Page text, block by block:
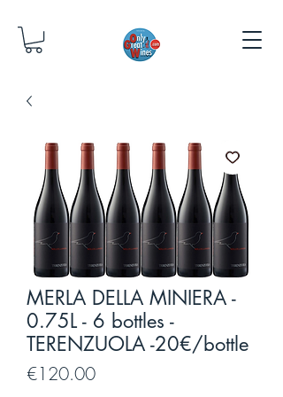
MERLA DELLA MINIERA -
0.75L - 6 bottles -
TERENZUOLA -20€/bottle
€120.00Price